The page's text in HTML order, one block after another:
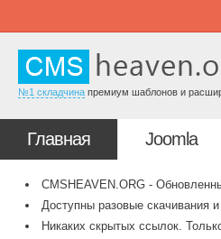
№1 складчина премиум шаблонов и
Главная Joomla
CMSHEAVEN.ORG -
Доступны разовые скачивания
Никаких скрытых ссылок.